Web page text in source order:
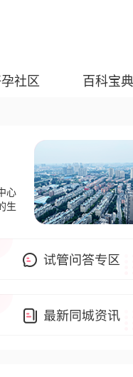
社区 百科宝典
心
生